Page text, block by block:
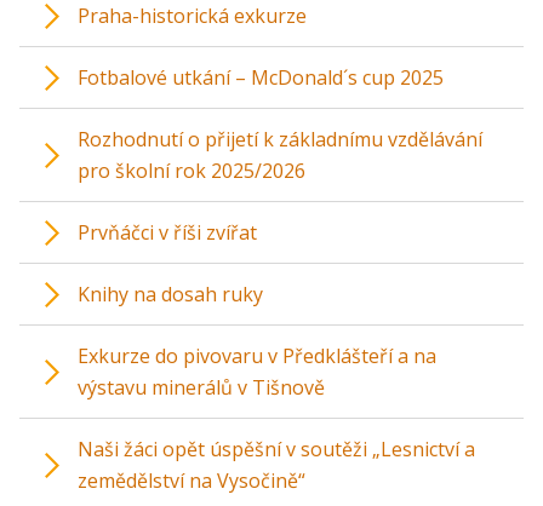
Praha-historická exkurze
Fotbalové utkání – McDonald´s cup 2025
Rozhodnutí o přijetí k základnímu vzdělávání
pro školní rok 2025/2026
Prvňáčci v říši zvířat
Knihy na dosah ruky
Exkurze do pivovaru v Předklášteří a na
výstavu minerálů v Tišnově
Naši žáci opět úspěšní v soutěži „Lesnictví a
zemědělství na Vysočině“